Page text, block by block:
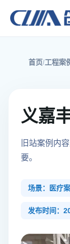
首页 工程案
义嘉
旧站案例内
要。
场景：医疗
发布时间：